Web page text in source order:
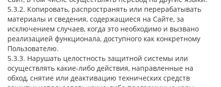
5.3.2. Копировать, распространять или перерабатывать
материалы и сведения, содержащиеся на Сайте, за
исключением случаев, когда это необходимо и вызвано
реализацией функционала, доступного как конкретному
Пользователю.
5.3.3. Нарушать целостность защитной системы или
осуществлять какие-либо действия, направленные на
обход, снятие или деактивацию технических средств